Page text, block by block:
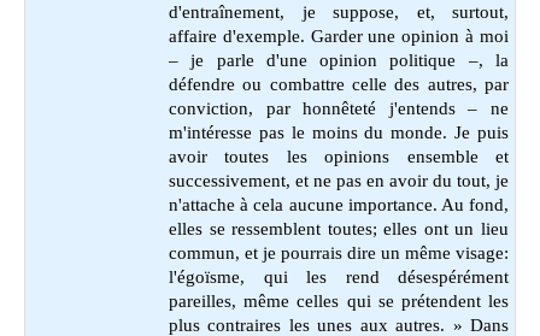
d'entraînement, je suppose, et, surtout,
affaire d'exemple. Garder une opinion à moi
– je parle d'une opinion politique –, la
défendre ou combattre celle des autres, par
conviction, par honnêteté j'entends – ne
m'intéresse pas le moins du monde. Je puis
avoir toutes les opinions ensemble et
successivement, et ne pas en avoir du tout, je
n'attache à cela aucune importance. Au fond,
elles se ressemblent toutes; elles ont un lieu
commun, et je pourrais dire un même visage:
l'égoïsme, qui les rend désespérément
pareilles, même celles qui se prétendent les
plus contraires les unes aux autres. » Dans